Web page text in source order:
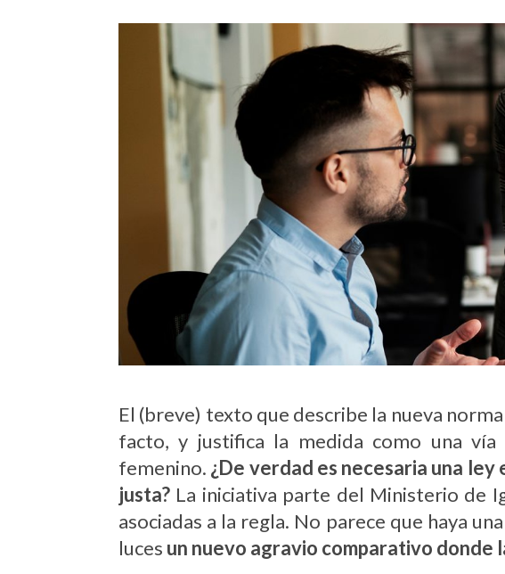
El (breve) texto que describe la nueva
facto, y justifica la medida como una
femenino. ¿De verdad es necesaria una
justa? La iniciativa parte del Ministerio de
asociadas a la regla. No parece que haya
luces un nuevo agravio comparativo donde